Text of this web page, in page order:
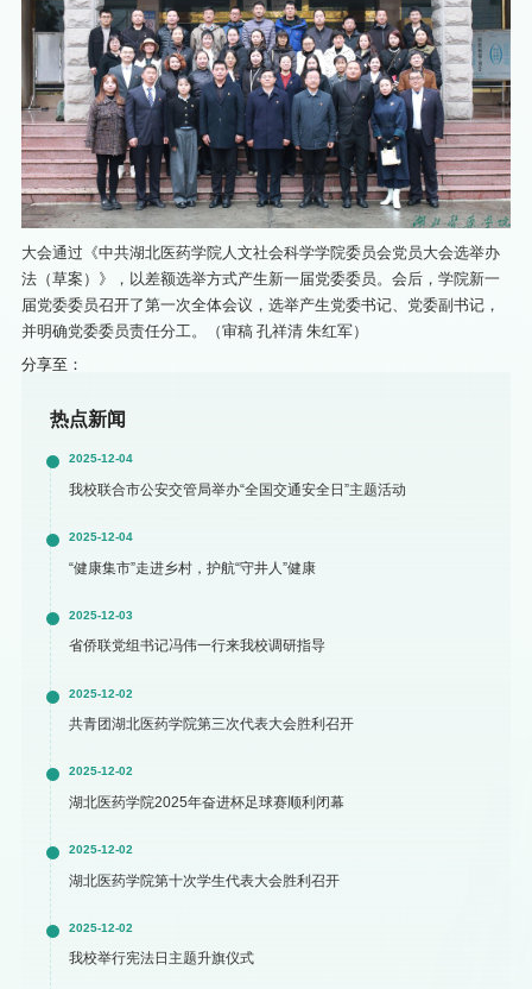
大会通过《中共湖北医药学院人文社会科学学院委员会党员大会选举办
法（草案）》，以差额选举方式产生新一届党委委员。会后，学院新一
届党委委员召开了第一次全体会议，选举产生党委书记、党委副书记，
并明确党委委员责任分工。（审稿 孔祥清 朱红军）
分享至：
热点新闻
2025-12-04
我校联合市公安交管局举办“全国交通安全日”主题活动
2025-12-04
“健康集市”走进乡村，护航“守井人”健康
2025-12-03
省侨联党组书记冯伟一行来我校调研指导
2025-12-02
共青团湖北医药学院第三次代表大会胜利召开
2025-12-02
湖北医药学院2025年奋进杯足球赛顺利闭幕
2025-12-02
湖北医药学院第十次学生代表大会胜利召开
2025-12-02
我校举行宪法日主题升旗仪式